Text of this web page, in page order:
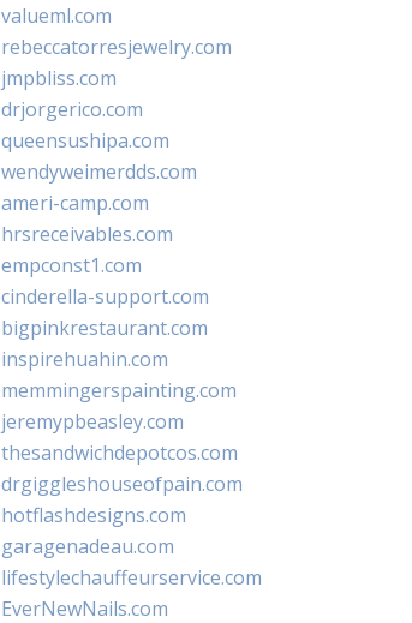
valueml.com
rebeccatorresjewelry.com
jmpbliss.com
drjorgerico.com
queensushipa.com
wendyweimerdds.com
ameri-camp.com
hrsreceivables.com
empconst1.com
cinderella-support.com
bigpinkrestaurant.com
inspirehuahin.com
memmingerspainting.com
jeremypbeasley.com
thesandwichdepotcos.com
drgiggleshouseofpain.com
hotflashdesigns.com
garagenadeau.com
lifestylechauffeurservice.com
EverNewNails.com